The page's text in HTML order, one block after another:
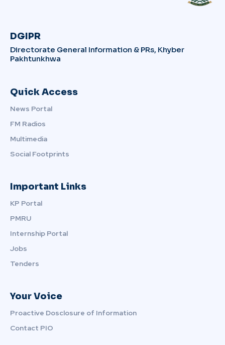
DGIPR
Directorate General Information & PRs, Khyber
Pakhtunkhwa
Quick Access
News Portal
FM Radios
Multimedia
Social Footprints
Important Links
KP Portal
PMRU
Internship Portal
Jobs
Tenders
Your Voice
Proactive Dosclosure of Information
Contact PIO